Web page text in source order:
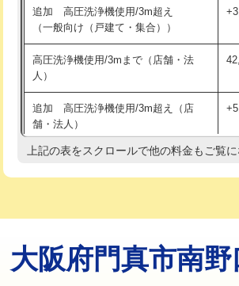
※給水管工事は20mmまでの価格です。
持込商品取付（浄水器・分岐水栓）
業）
排水管工事（追加 排水管工事/3ｍ超
え）
マス交換（土の掘削・埋め戻し作業）
マス交換（深さ50㎝以上）
コンクリート斫り（厚さ10㎝まで）
追加 高圧洗浄機使用/3m超え
（一般向け（戸建て・集合））
高圧洗浄機使用/3mまで（店舗・法
人）
追加 高圧洗浄機使用/3m超え（店
舗・法人）
高度高圧洗浄換
トーラー機使用/3mまで
追加トーラー機使用/3m超え
上記の表をスクロールで他の料金もご覧に
大阪府門真市南野